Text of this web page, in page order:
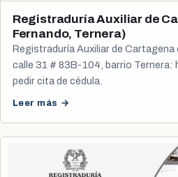
Registraduría Auxiliar de
Fernando, Ternera)
Registraduría Auxiliar de Cartagena
calle 31 # 83B-104, barrio Ternera:
pedir cita de cédula.
Leer más →